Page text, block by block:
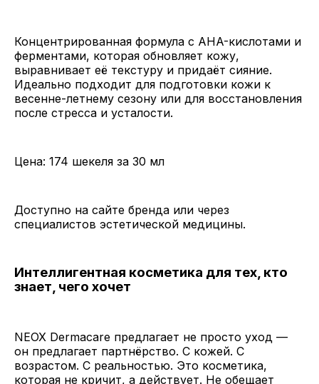
Концентрированная формула с AHA-кислотами и
ферментами, которая обновляет кожу,
выравнивает её текстуру и придаёт сияние.
Идеально подходит для подготовки кожи к
весенне-летнему сезону или для восстановления
после стресса и усталости.
Цена: 174 шекеля за 30 мл
Доступно на сайте бренда или через
специалистов эстетической медицины.
Интеллигентная косметика для тех, кто
знает, чего хочет
NEOX Dermacare предлагает не просто уход —
он предлагает партнёрство. С кожей. С
возрастом. С реальностью. Это косметика,
которая не кричит, а действует. Не обещает